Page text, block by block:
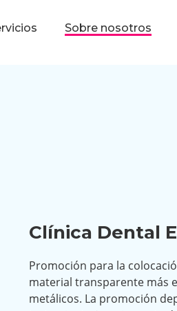
Sobre nosotros
Clínica Dental
Promoción para la
material transparente más
metálicos. La promoción